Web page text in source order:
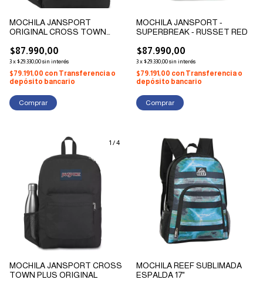
MOCHILA JANSPORT
ORIGINAL CROSS TOWN
$87.990,00
3x$29.330,00sin interés
$79.191,00 con Transferencia o
depósito bancario
MOCHILA JANSPORT -
SUPERBREAK - RUSSET RED
$87.990,00
3x$29.330,00sin interés
$79.191,00 con Transferencia o
depósito bancario
1 /4
MOCHILA JANSPORT CROSS
TOWN PLUS ORIGINAL
MOCHILA REEF SUBLIMADA
ESPALDA 17"